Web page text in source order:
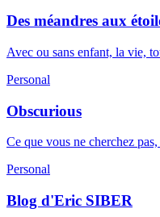
Des méandres aux
Avec ou sans enfant, la vie,
Personal
Obscurious
Ce que vous ne cherchez
Personal
Blog d'Eric SIBER